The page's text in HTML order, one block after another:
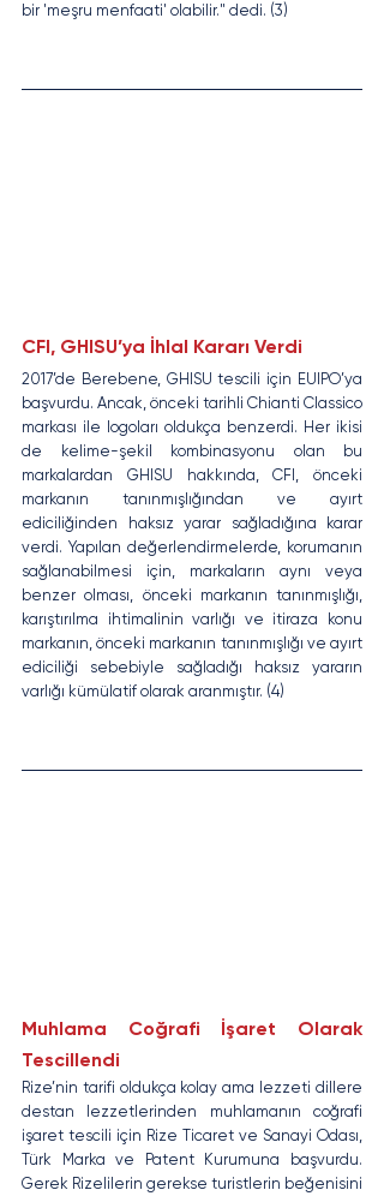
bir 'meşru menfaati' olabilir." dedi. (3)
CFI, GHISU’ya İhlal Kararı Verdi
2017’de Berebene, GHISU tescili için EUIPO’ya
başvurdu. Ancak, önceki tarihli Chianti Classico
markası ile logoları oldukça benzerdi. Her ikisi
de kelime-şekil kombinasyonu olan bu
markalardan GHISU hakkında, CFI, önceki
markanın tanınmışlığından ve ayırt
ediciliğinden haksız yarar sağladığına karar
verdi. Yapılan değerlendirmelerde, korumanın
sağlanabilmesi için, markaların aynı veya
benzer olması, önceki markanın tanınmışlığı,
karıştırılma ihtimalinin varlığı ve itiraza konu
markanın, önceki markanın tanınmışlığı ve ayırt
ediciliği sebebiyle sağladığı haksız yararın
varlığı kümülatif olarak aranmıştır. (4)
Muhlama Coğrafi İşaret Olarak
Tescillendi
Rize’nin tarifi oldukça kolay ama lezzeti dillere
destan lezzetlerinden muhlamanın coğrafi
işaret tescili için Rize Ticaret ve Sanayi Odası,
Türk Marka ve Patent Kurumuna başvurdu.
Gerek Rizelilerin gerekse turistlerin beğenisini